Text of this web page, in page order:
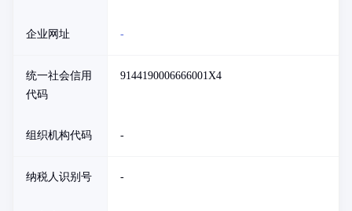
企业网址 -
统一社会信用
代码
9144190006666001X4
组织机构代码 -
纳税人识别号 -